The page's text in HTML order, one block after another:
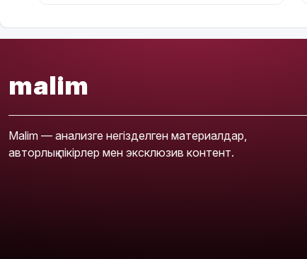
malim
Malim — анализге негізделген материалдар,
авторлық пікірлер мен эксклюзив контент.